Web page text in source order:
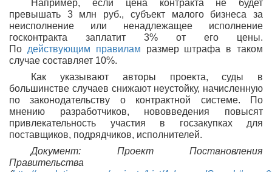
Например, если цена контракта не будет
превышать 3 млн руб., субъект малого бизнеса за
неисполнение или ненадлежащее исполнение
госконтракта заплатит 3% от его цены.
По действующим правилам размер штрафа в таком
случае составляет 10%.
Как указывают авторы проекта, суды в
большинстве случаев снижают неустойку, начисленную
по законодательству о контрактной системе. По
мнению разработчиков, нововведения повысят
привлекательность участия в госзакупках для
поставщиков, подрядчиков, исполнителей.
Документ: Проект Постановления
Правительства